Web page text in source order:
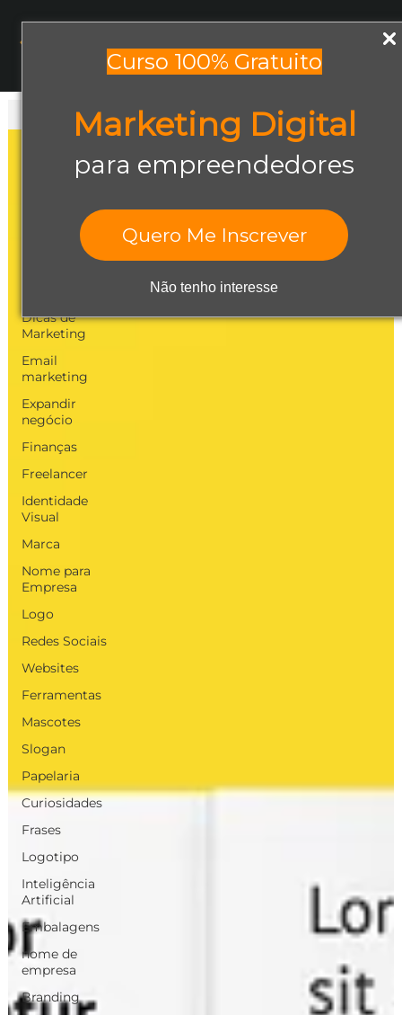
Curso 100% Gratuito
Marketing Digital
para empreendedores
Quero Me Inscrever
Não tenho interesse
Abrir negócio
Design Gráfico
Dicas de
Marketing
Email
marketing
Expandir
negócio
Finanças
Freelancer
Identidade
Visual
Marca
Nome para
Empresa
Logo
Redes Sociais
Websites
Ferramentas
Mascotes
Slogan
Papelaria
Curiosidades
Frases
Logotipo
Inteligência
Artificial
Embalagens
nome de
empresa
Branding
Todos os posts